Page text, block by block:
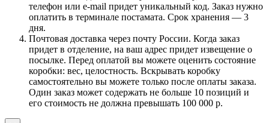
телефон или e-mail придет уникальный код. Заказ нужно
оплатить в терминале постамата. Срок хранения — 3
дня.
Почтовая доставка через почту России. Когда заказ
придет в отделение, на ваш адрес придет извещение о
посылке. Перед оплатой вы можете оценить состояние
коробки: вес, целостность. Вскрывать коробку
самостоятельно вы можете только после оплаты заказа.
Один заказ может содержать не больше 10 позиций и
его стоимость не должна превышать 100 000 р.